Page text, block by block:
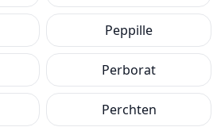
Peppille
Perborat
Perchten